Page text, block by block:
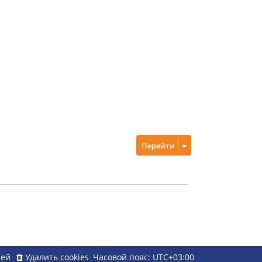
Перейти
Часовой пояс: UTC+03:00
Удалить cookies